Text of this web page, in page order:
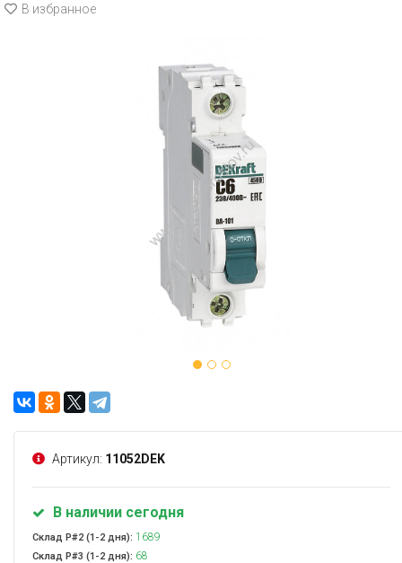
В избранное
Артикул: 11052DEK
В наличии сегодня
Склад Р#2 (1-2 дня): 1689
Склад Р#3 (1-2 дня): 68